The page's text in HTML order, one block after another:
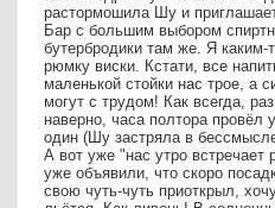
растормошила Шу и
Бар с большим выбором
бутербродики там же. Я каким-
рюмку виски. Кстати, все
маленькой стойки нас трое, а
могут с трудом! Как всегда,
наверно, часа полтора
один (Шу застряла в
А вот уже "нас утро
уже объявили, что скоро
свою чуть-чуть приоткрыл,